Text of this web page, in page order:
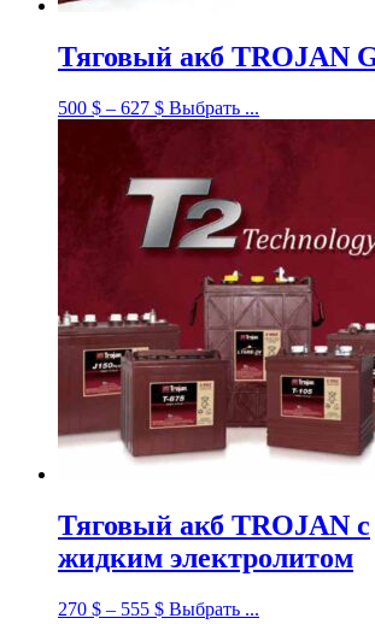
Тяговый акб TROJAN
500 $ – 627 $ Выбрать ...
Тяговый акб TROJAN с
жидким электролитом
270 $ – 555 $ Выбрать ...